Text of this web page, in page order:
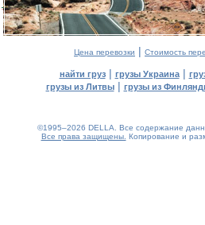
Цена перевозки | Стоимость
найти груз| грузы Украина|
грузы из Литвы| грузы из
©1995–2026 DELLA. Все содержание
Все права защищены. Копирование и